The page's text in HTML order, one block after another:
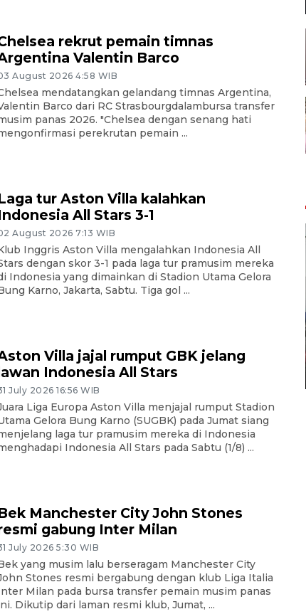
rekrut pemain timnas
Valentin Barco
August 2026 4:58 WIB
mendatangkan gelandang timnas Argentina,
Barco dari RC Strasbourgdalambursa transfer
panas 2026. "Chelsea dengan senang hati
perekrutan pemain ...
tur Aston Villa kalahkan
All Stars 3-1
August 2026 7:13 WIB
Inggris Aston Villa mengalahkan Indonesia All
dengan skor 3-1 pada laga tur pramusim mereka
Indonesia yang dimainkan di Stadion Utama Gelora
Karno, Jakarta, Sabtu. Tiga gol ...
Villa jajal rumput GBK jelang
Indonesia All Stars
July 2026 16:56 WIB
Liga Europa Aston Villa menjajal rumput Stadion
Gelora Bung Karno (SUGBK) pada Jumat siang
laga tur pramusim mereka di Indonesia
Indonesia All Stars pada Sabtu (1/8) ...
Manchester City John Stones
gabung Inter Milan
July 2026 5:30 WIB
yang musim lalu berseragam Manchester City
Stones resmi bergabung dengan klub Liga Italia
Milan pada bursa transfer pemain musim panas
Dikutip dari laman resmi klub, Jumat, ...
Provinsi Sulut
23 September 2025 18:08 WIB